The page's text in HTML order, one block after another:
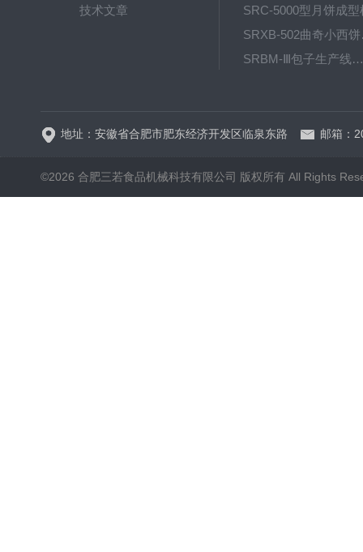
技术文章
SRC-5000型月饼成型
SRBM-Ⅲ包子生产线（包子机）
地址：安徽省合肥市肥东经济开发区临泉东路 邮箱：
©2026 合肥三若食品机械科技有限公司 版权所有 All Rights